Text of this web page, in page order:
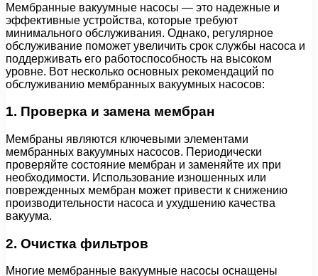
Мембранные вакуумные насосы — это надежные и
эффективные устройства, которые требуют
минимального обслуживания. Однако, регулярное
обслуживание поможет увеличить срок службы насоса и
поддерживать его работоспособность на высоком
уровне. Вот несколько основных рекомендаций по
обслуживанию мембранных вакуумных насосов:
1. Проверка и замена мембран
Мембраны являются ключевыми элементами
мембранных вакуумных насосов. Периодически
проверяйте состояние мембран и заменяйте их при
необходимости. Использование изношенных или
поврежденных мембран может привести к снижению
производительности насоса и ухудшению качества
вакуума.
2. Очистка фильтров
Многие мембранные вакуумные насосы оснащены